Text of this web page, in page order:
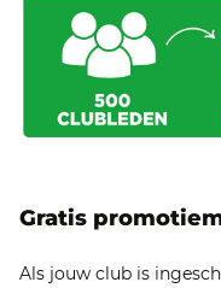
Gratis
Als jouw club is